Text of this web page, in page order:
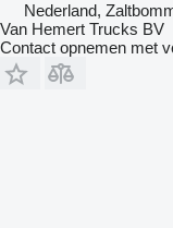
Nederland,
Van Hemert Trucks BV
Contact opnemen met